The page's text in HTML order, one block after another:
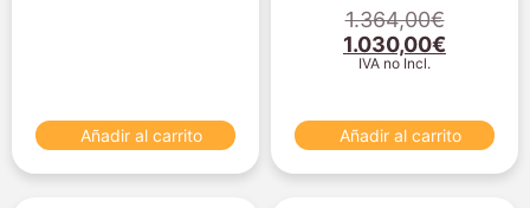
Añadir al carrito
1.364,00€
1.030,00€
IVA no Incl.
Añadir al carrito